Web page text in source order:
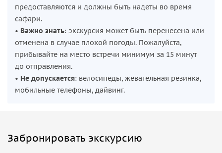
предоставляются и должны быть надеты во время
сафари.
• Важно знать: экскурсия может быть перенесена или
отменена в случае плохой погоды. Пожалуйста,
прибывайте на место встречи минимум за 15 минут
до отправления.
• Не допускается: велосипеды, жевательная резинка,
мобильные телефоны, дайвинг.
Забронировать экскурсию